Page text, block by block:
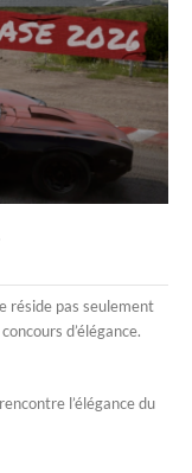
réside pas seulement
d’élégance.
l’élégance du